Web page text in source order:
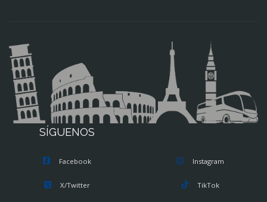
SÍGUENOS
Facebook
X/Twitter
Instagram
TikTok